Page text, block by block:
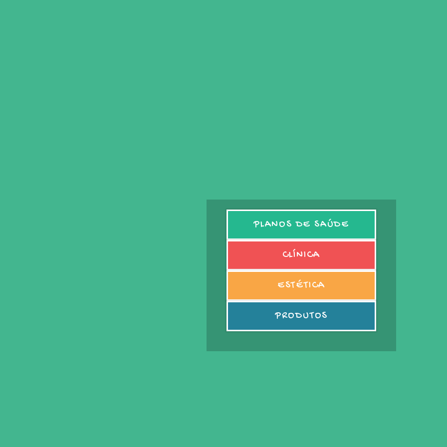
PLANOS DE SAÚDE
CLÍNICA
ESTÉTICA
PRODUTOS